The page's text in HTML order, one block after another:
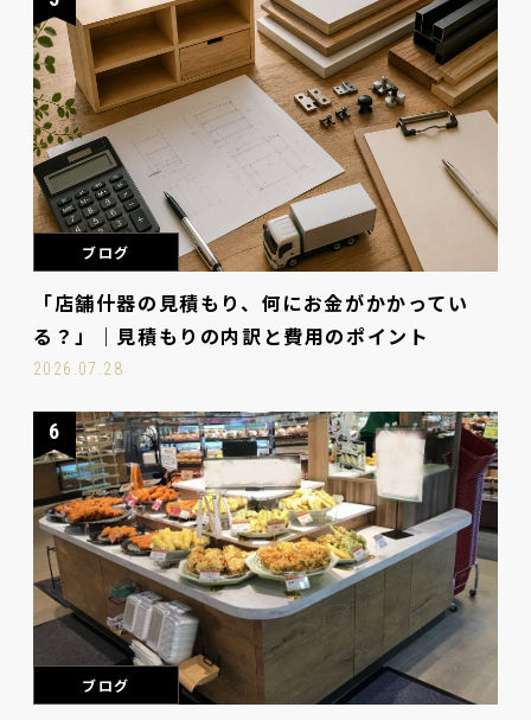
ブログ
「店舗什器の見積もり、何にお金がかかってい
る？」｜見積もりの内訳と費用のポイント
2026.07.28
6
ブログ